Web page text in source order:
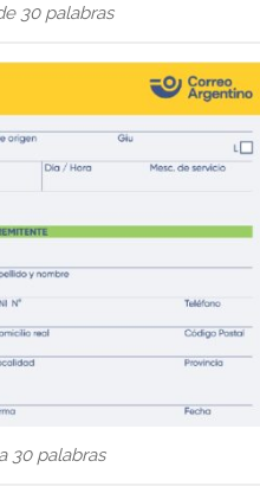
30 palabras
30 palabras